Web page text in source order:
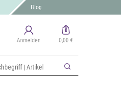
Blog
Anmelden
0
0,00 €